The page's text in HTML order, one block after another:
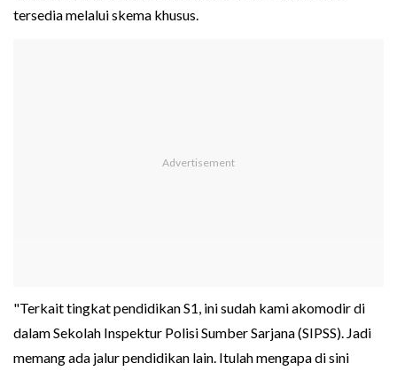
tersedia melalui skema khusus.
"Terkait tingkat pendidikan S1, ini sudah kami akomodir di
dalam Sekolah Inspektur Polisi Sumber Sarjana (SIPSS). Jadi
memang ada jalur pendidikan lain. Itulah mengapa di sini